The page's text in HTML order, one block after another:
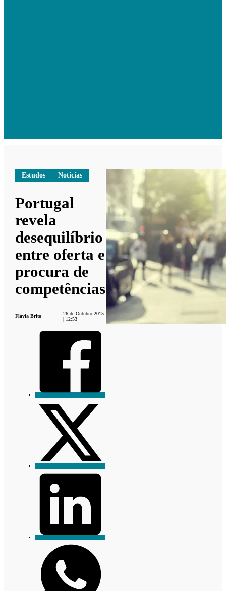
Estudos Notícias
Portugal
revela
desequilíbrio
entre oferta e
procura de
competências
Flávia Brito
26 de Outubro 2015
| 12:53